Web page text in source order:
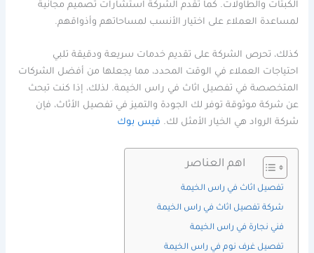
الكبتات والطاولات. كما تقدم الشركة استشارات تصميم مجانية
لمساعدة العملاء على اختيار الأنسب لمساحاتهم وأذواقهم.
كذلك، تحرص الشركة على تقديم خدمات سريعة ودقيقة تلبي
احتياجات العملاء في الوقت المحدد، مما يجعلها من أفضل الشركات
المتخصصة في تفصيل اثاث في راس الخيمة. لذلك، إذا كنت تبحث
عن شركة موثوقة توفر لك الجودة والتميز في تفصيل الأثاث، فإن
شركة الرواد هي الخيار الأمثل لك. فيس بوك
اهم العناصر
تفصيل اثاث في راس الخيمة
شركة تفصيل اثاث في راس الخيمة
فني نجارة في راس الخيمة
تفصيل غرف نوم في راس الخيمة